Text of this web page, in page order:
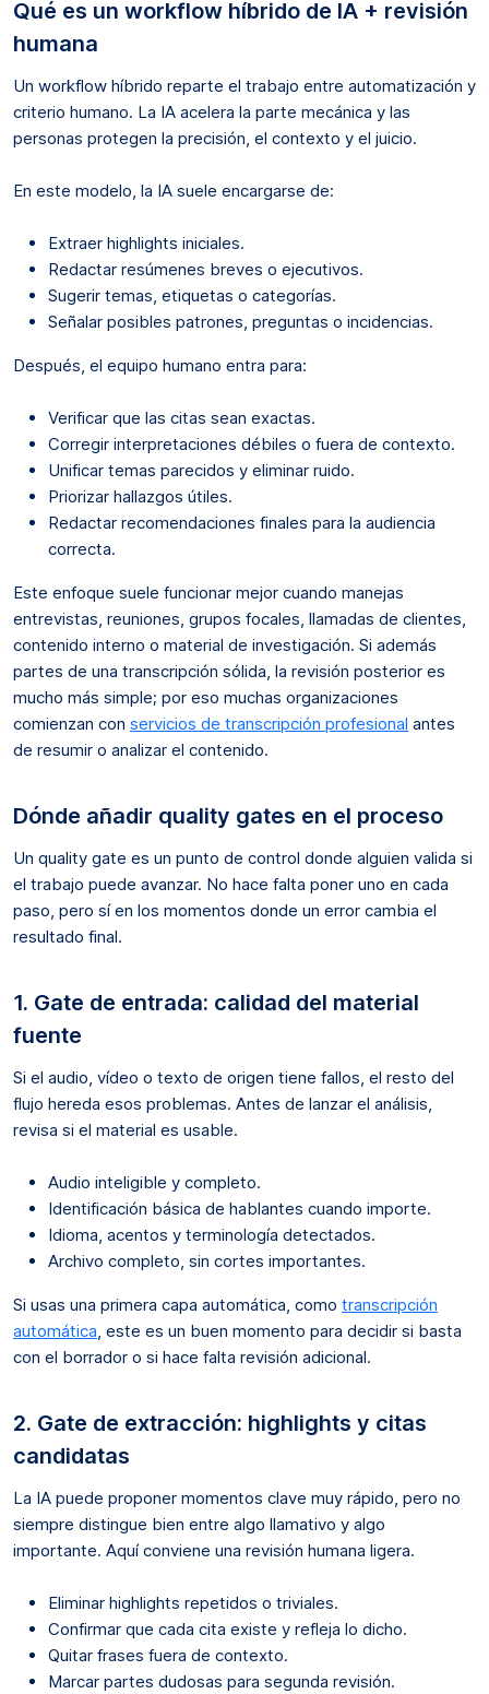
Qué es un workflow híbrido de IA + revisión
humana
Un workflow híbrido reparte el trabajo entre automatización y
criterio humano. La IA acelera la parte mecánica y las
personas protegen la precisión, el contexto y el juicio.
En este modelo, la IA suele encargarse de:
Extraer highlights iniciales.
Redactar resúmenes breves o ejecutivos.
Sugerir temas, etiquetas o categorías.
Señalar posibles patrones, preguntas o incidencias.
Después, el equipo humano entra para:
Verificar que las citas sean exactas.
Corregir interpretaciones débiles o fuera de contexto.
Unificar temas parecidos y eliminar ruido.
Priorizar hallazgos útiles.
Redactar recomendaciones finales para la audiencia
correcta.
Este enfoque suele funcionar mejor cuando manejas
entrevistas, reuniones, grupos focales, llamadas de clientes,
contenido interno o material de investigación. Si además
partes de una transcripción sólida, la revisión posterior es
mucho más simple; por eso muchas organizaciones
comienzan con servicios de transcripción profesional antes
de resumir o analizar el contenido.
Dónde añadir quality gates en el proceso
Un quality gate es un punto de control donde alguien valida si
el trabajo puede avanzar. No hace falta poner uno en cada
paso, pero sí en los momentos donde un error cambia el
resultado final.
1. Gate de entrada: calidad del material
fuente
Si el audio, vídeo o texto de origen tiene fallos, el resto del
flujo hereda esos problemas. Antes de lanzar el análisis,
revisa si el material es usable.
Audio inteligible y completo.
Identificación básica de hablantes cuando importe.
Idioma, acentos y terminología detectados.
Archivo completo, sin cortes importantes.
Si usas una primera capa automática, como transcripción
automática , este es un buen momento para decidir si basta
con el borrador o si hace falta revisión adicional.
2. Gate de extracción: highlights y citas
candidatas
La IA puede proponer momentos clave muy rápido, pero no
siempre distingue bien entre algo llamativo y algo
importante. Aquí conviene una revisión humana ligera.
Eliminar highlights repetidos o triviales.
Confirmar que cada cita existe y refleja lo dicho.
Quitar frases fuera de contexto.
Marcar partes dudosas para segunda revisión.